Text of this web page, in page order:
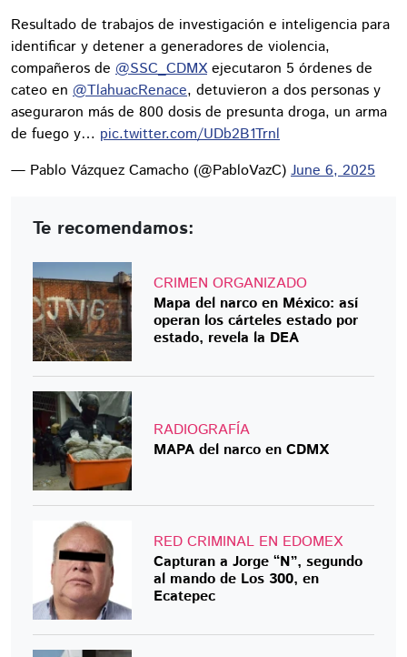
Resultado de trabajos de investigación e inteligencia para
identificar y detener a generadores de violencia,
compañeros de @SSC_CDMXejecutaron 5 órdenes de
cateo en @TlahuacRenace, detuvieron a dos personas y
aseguraron más de 800 dosis de presunta droga, un arma
de fuego y… pic.twitter.com/UDb2B1Trnl
— Pablo Vázquez Camacho (@PabloVazC) June 6, 2025
Te recomendamos:
CRIMEN ORGANIZADO
Mapa del narco en México: así
operan los cárteles estado por
estado, revela la DEA
RADIOGRAFÍA
MAPA del narco en CDMX
RED CRIMINAL EN EDOMEX
Capturan a Jorge “N”, segundo
al mando de Los 300, en
Ecatepec